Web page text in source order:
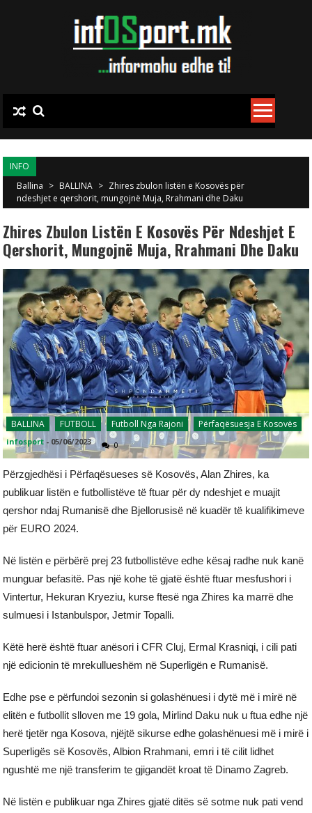
INFO
Ballina > BALLINA > Zhires zbulon listën e Kosovës për
ndeshjet e qershorit, mungojnë Muja, Rrahmani dhe Daku
Zhires Zbulon Listën E Kosovës Për Ndeshjet E
Qershorit, Mungojnë Muja, Rrahmani Dhe Daku
BALLINA FUTBOLL Futboll Nga Rajoni Përfaqësuesja E Kosovës
infosport - 05/06/2023 0
Përzgjedhësi i Përfaqësueses së Kosovës, Alan Zhires, ka
publikuar listën e futbollistëve të ftuar për dy ndeshjet e muajit
qershor ndaj Rumanisë dhe Bjellorusisë në kuadër të kualifikimeve
për EURO 2024.
Në listën e përbërë prej 23 futbollistëve edhe kësaj radhe nuk kanë
munguar befasitë. Pas një kohe të gjatë është ftuar mesfushori i
Vintertur, Hekuran Kryeziu, kurse ftesë nga Zhires ka marrë dhe
sulmuesi i Istanbulspor, Jetmir Topalli.
Këtë herë është ftuar anësori i CFR Cluj, Ermal Krasniqi, i cili pati
një edicionin të mrekullueshëm në Superligën e Rumanisë.
Edhe pse e përfundoi sezonin si golashënuesi i dytë më i mirë në
elitën e futbollit slloven me 19 gola, Mirlind Daku nuk u ftua edhe një
herë tjetër nga Kosova, njëjtë sikurse edhe golashënuesi më i mirë i
Superligës së Kosovës, Albion Rrahmani, emri i të cilit lidhet
ngushtë me një transferim te gjigandët kroat të Dinamo Zagreb.
Në listën e publikuar nga Zhires gjatë ditës së sotme nuk pati vend